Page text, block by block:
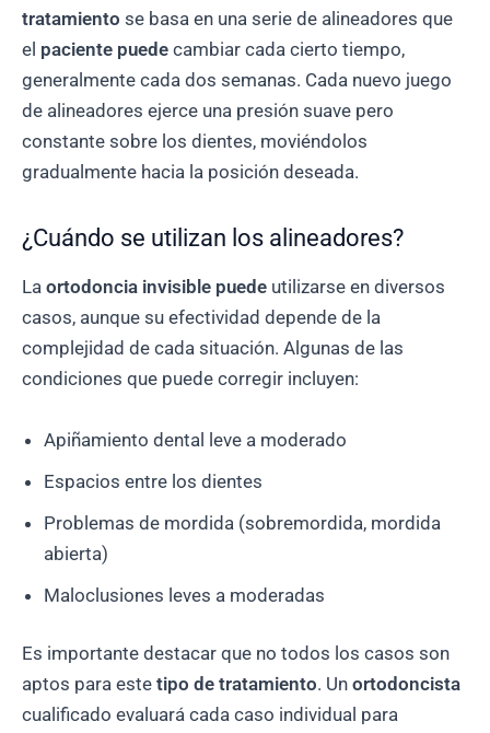
tratamiento se basa en una serie de alineadores que
el paciente puede cambiar cada cierto tiempo,
generalmente cada dos semanas. Cada nuevo juego
de alineadores ejerce una presión suave pero
constante sobre los dientes, moviéndolos
gradualmente hacia la posición deseada.
¿Cuándo se utilizan los alineadores?
La ortodoncia invisible puede utilizarse en diversos
casos, aunque su efectividad depende de la
complejidad de cada situación. Algunas de las
condiciones que puede corregir incluyen:
Apiñamiento dental leve a moderado
Espacios entre los dientes
Problemas de mordida (sobremordida, mordida
abierta)
Maloclusiones leves a moderadas
Es importante destacar que no todos los casos son
aptos para este tipo de tratamiento. Un ortodoncista
cualificado evaluará cada caso individual para